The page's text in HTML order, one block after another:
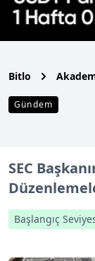
Bitlo
Gündem
SEC
Başlangıç